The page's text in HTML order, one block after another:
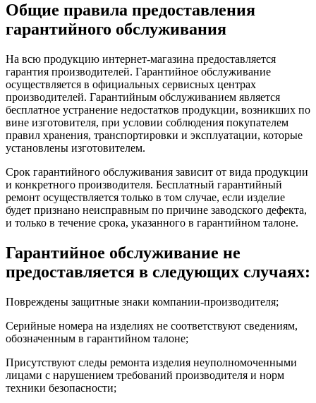
Общие правила предоставления
гарантийного обслуживания
На всю продукцию интернет-магазина предоставляется
гарантия производителей. Гарантийное обслуживание
осуществляется в официальных сервисных центрах
производителей. Гарантийным обслуживанием является
бесплатное устранение недостатков продукции, возникших по
вине изготовителя, при условии соблюдения покупателем
правил хранения, транспортировки и эксплуатации, которые
установлены изготовителем.
Срок гарантийного обслуживания зависит от вида продукции
и конкретного производителя. Бесплатный гарантийный
ремонт осуществляется только в том случае, если изделие
будет признано неисправным по причине заводского дефекта,
и только в течение срока, указанного в гарантийном талоне.
Гарантийное обслуживание не
предоставляется в следующих случаях:
Повреждены защитные знаки компании-производителя;
Серийные номера на изделиях не соответствуют сведениям,
обозначенным в гарантийном талоне;
Присутствуют следы ремонта изделия неуполномоченными
лицами с нарушением требований производителя и норм
техники безопасности;